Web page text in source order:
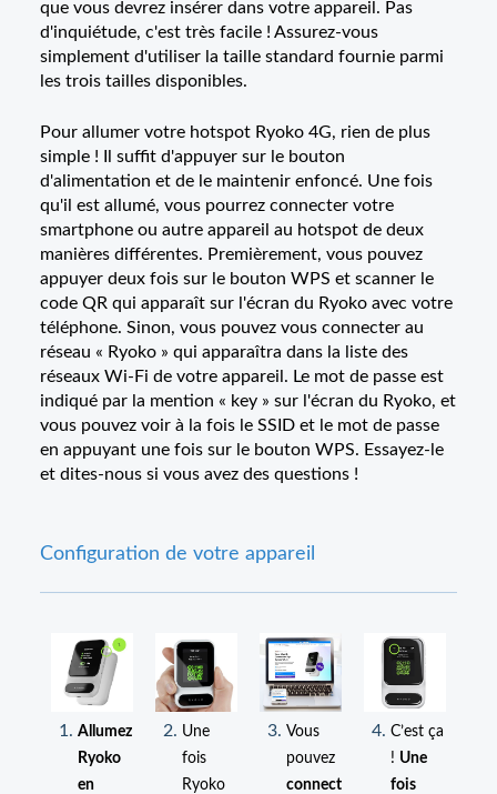
que vous devrez insérer dans votre appareil. Pas
d'inquiétude, c'est très facile ! Assurez-vous
simplement d'utiliser la taille standard fournie parmi
les trois tailles disponibles.
Pour allumer votre hotspot Ryoko 4G, rien de plus
simple ! Il suffit d'appuyer sur le bouton
d'alimentation et de le maintenir enfoncé. Une fois
qu'il est allumé, vous pourrez connecter votre
smartphone ou autre appareil au hotspot de deux
manières différentes. Premièrement, vous pouvez
appuyer deux fois sur le bouton WPS et scanner le
code QR qui apparaît sur l'écran du Ryoko avec votre
téléphone. Sinon, vous pouvez vous connecter au
réseau « Ryoko » qui apparaîtra dans la liste des
réseaux Wi-Fi de votre appareil. Le mot de passe est
indiqué par la mention « key » sur l'écran du Ryoko, et
vous pouvez voir à la fois le SSID et le mot de passe
en appuyant une fois sur le bouton WPS. Essayez-le
et dites-nous si vous avez des questions !
Configuration de votre appareil
Allumez
Ryoko
en
Une
fois
Ryoko
Vous
pouvez
connect
C’est ça
! Une
fois